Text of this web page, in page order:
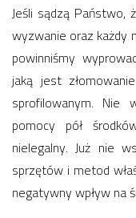
Jeśli sądzą Państwo,
wyzwanie oraz każdy
powinniśmy
jaką jest
sprofilowanym. Nie
pomocy pół
nielegalny. Już nie
sprzętów i metod
negatywny wpływ na